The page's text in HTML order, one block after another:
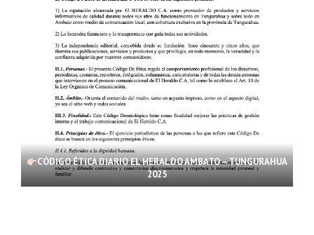
CÓDIGO ÉTICA DIARIO EL HERALDO AMBATO – TUNGURAHUA
2025